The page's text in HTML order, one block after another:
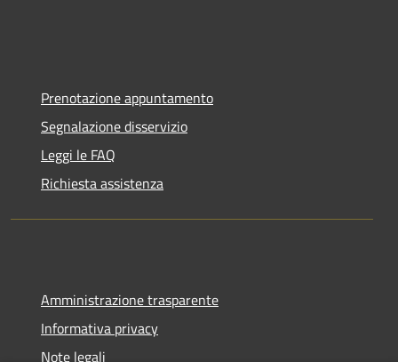
Prenotazione appuntamento
Segnalazione disservizio
Leggi le FAQ
Richiesta assistenza
Amministrazione trasparente
Informativa privacy
Note legali